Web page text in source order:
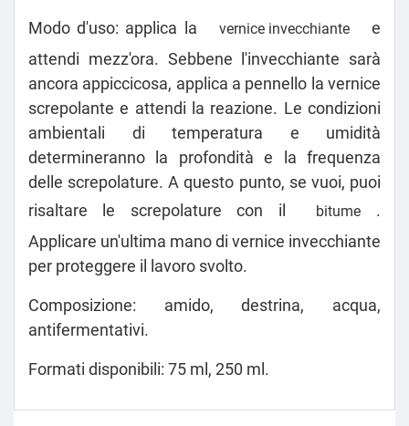
Modo d'uso: applica la vernice invecchiante
e
attendi mezz'ora. Sebbene l'invecchiante sarà
ancora appiccicosa, applica a pennello la vernice
screpolante e attendi la reazione. Le condizioni
ambientali di temperatura e umidità
determineranno la profondità e la frequenza
delle screpolature. A questo punto, se vuoi, puoi
risaltare le screpolature con il
bitume
.
Applicare un'ultima mano di vernice invecchiante
per proteggere il lavoro svolto.
Composizione: amido, destrina, acqua,
antifermentativi.
Formati disponibili: 75 ml, 250 ml.